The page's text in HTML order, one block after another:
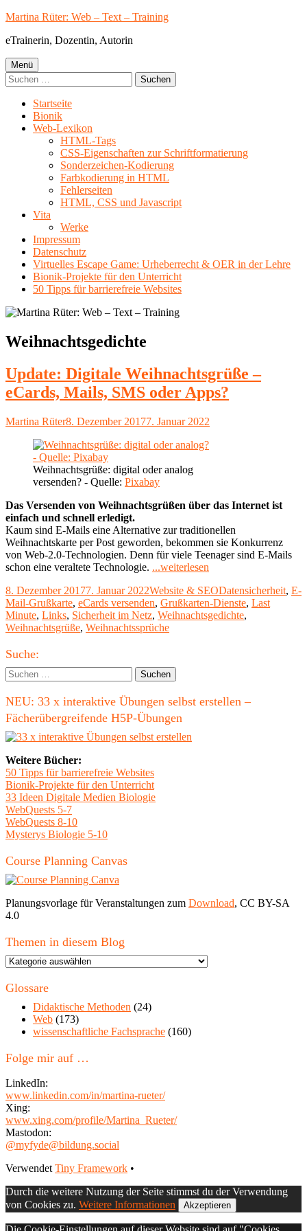
Springe
Inhalt
Martina Rüter: Web – Text – Training
eTrainerin, Dozentin, Autorin
Primäres
Menü
Menü
Suchen
nach:
Startseite
Bionik
Web-Lexikon
HTML-Tags
CSS-Eigenschaften zur Schriftformatierung
Sonderzeichen-Kodierung
Farbkodierung in HTML
Fehlerseiten
HTML, CSS und Javascript
Vita
Werke
Impressum
Datenschutz
Virtuelles Escape Game: Urheberrecht & OER in der Lehre
Bionik-Projekte für den Unterricht
50 Tipps für barrierefreie Websites
Schlagwort:
Weihnachtsgedichte
Update: Digitale Weihnachtsgrüße –
eCards, Mails, SMS oder Apps?
Autor
Martina RüterVeröffentlicht
8. Dezember 20177. Januar 2022
Weihnachtsgrüße: digital oder analog
versenden? - Quelle: Pixabay
Das Versenden von Weihnachtsgrüßen über das Internet ist
einfach und schnell erledigt.
Kaum sind E-Mails eine Alternative zur traditionellen
Weihnachtskarte per Post geworden, bekommen sie Konkurrenz
von Web-2.0-Technologien. Denn für viele Teenager sind E-Mails
schon eine veraltete Technologie. ...weiterlesen
Weihnachtsgrüße
–
eCards,
Veröffentlicht
am
8. Dezember 20177. Januar 2022Kategorien
Website & SEOSchlagwörter
Datensicherheit, E-
Mail-Grußkarte, eCards versenden, Grußkarten-Dienste, Last
Minute, Links, Sicherheit im Netz, Weihnachtsgedichte,
Weihnachtsgrüße, Weihnachtssprüche
Haupt-
Seitenleiste
Suche:
Suchen
nach:
NEU: 33 x interaktive Übungen selbst erstellen –
Fächerübergreifende H5P-Übungen
Weitere Bücher:
50 Tipps für barrierefreie Websites
Bionik-Projekte für den Unterricht
33 Ideen Digitale Medien Biologie
WebQuests 5-7
WebQuests 8-10
Mysterys Biologie 5-10
Course Planning Canvas
Planungsvorlage für Veranstaltungen zum Download, CC BY-SA
4.0
Themen in diesem Blog
Themen
diesem
Glossare
Didaktische Methoden (24)
Web (173)
wissenschaftliche Fachsprache (160)
Folge mir auf …
LinkedIn:
www.linkedin.com/in/martina-rueter/
Xing:
www.xing.com/profile/Martina_Rueter/
Mastodon:
@myfyde@bildung.social
Footer
Inhalt
Verwendet Tiny Framework •
Durch die weitere Nutzung der Seite stimmst du der Verwendung
von Cookies zu. Weitere Informationen Akzeptieren